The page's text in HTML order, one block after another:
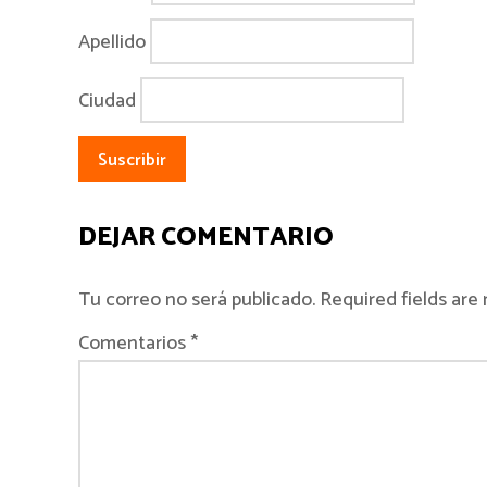
Apellido
Ciudad
DEJAR COMENTARIO
Tu correo no será publicado. Required fields are
Comentarios *